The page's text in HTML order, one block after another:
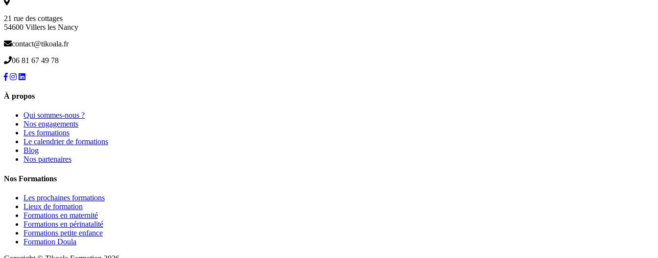
21 rue des cottages
54600 Villers les Nancy
contact@tikoala.fr
06 81 67 49 78
À propos
Qui sommes-nous ?
Nos engagements
Les formations
Le calendrier de formations
Blog
Nos partenaires
Nos Formations
Les prochaines formations
Lieux de formation
Formations en maternité
Formations en périnatalité
Formations petite enfance
Formation Doula